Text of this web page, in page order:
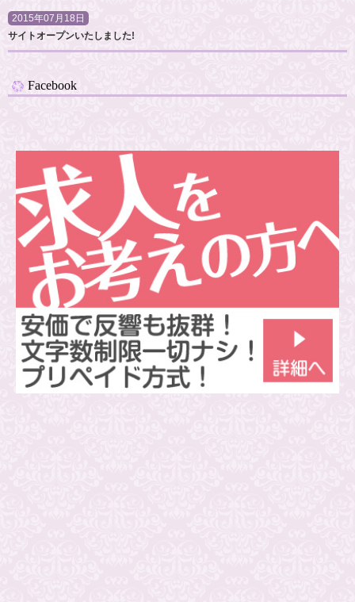
2015年07月18日
サイトオープンいたしました!
Facebook